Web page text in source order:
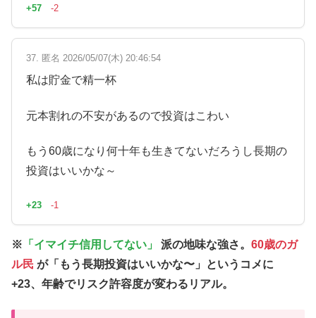
+57 -2
37. 匿名 2026/05/07(木) 20:46:54
私は貯金で精一杯
元本割れの不安があるので投資はこわい
もう60歳になり何十年も生きてないだろうし長期の
投資はいいかな～
+23 -1
※ 「イマイチ信用してない」 派の地味な強さ。 60歳のガ
ル民 が「もう長期投資はいいかな〜」というコメに
+23、年齢でリスク許容度が変わるリアル。